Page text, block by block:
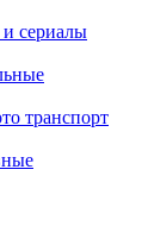
сериалы
транспорт